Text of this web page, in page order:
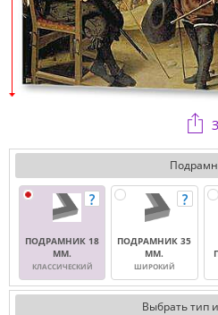
ПОДРАМНИК 18
ММ.
КЛАССИЧЕСКИЙ
ПОДРАМНИК 35
ММ.
ШИРОКИЙ
Выбрать тип